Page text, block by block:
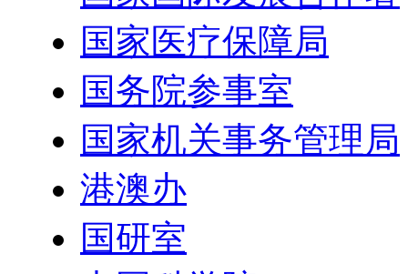
国家医疗保障局
国务院参事室
国家机关事务管理局
港澳办
国研室